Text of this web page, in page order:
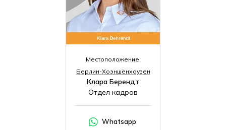
Местоположение:
Берлин-Хоэншёнхаузен
Клара Берендт
Отдел кадров
Whatsapp